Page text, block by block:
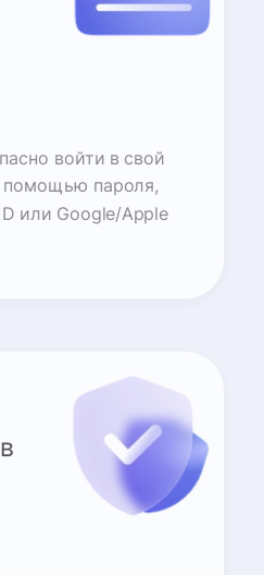
войти в свой
помощью пароля,
или Google/Apple